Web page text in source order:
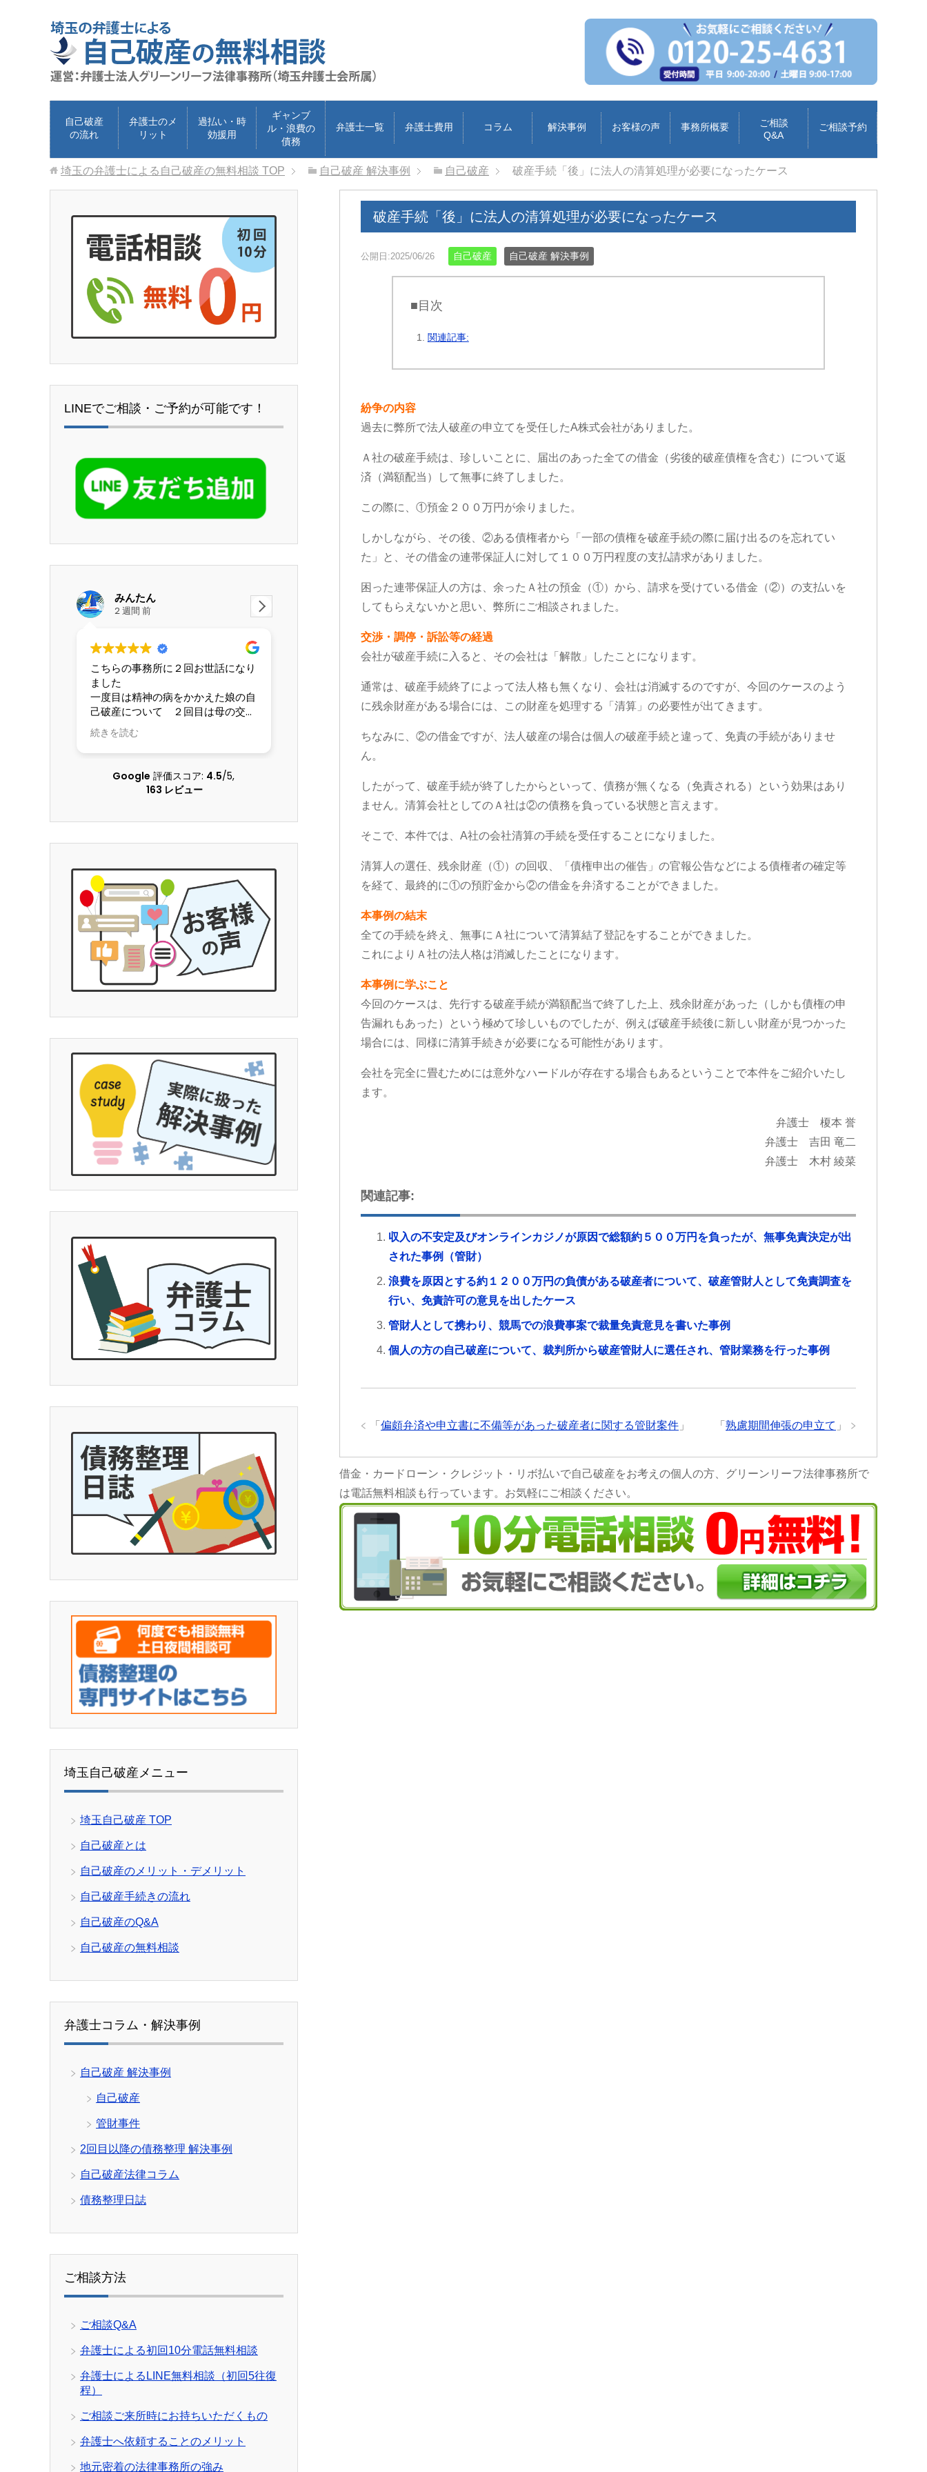
自己破産
の流れ
弁護士のメ
リット
過払い・時
効援用
ギャンブ
ル・浪費の
債務
弁護士一覧 弁護士費用 コラム 解決事例 お客様の声 事務所概要
ご相談
Q&A
ご相談予約
埼玉の弁護士による自己破産の無料相談 TOP 自己破産 解決事例 自己破産 破産手続「後」に法人の清算処理が必要になったケース
破産手続「後」に法人の清算処理が必要になったケース
公開日:2025/06/26 自己破産 自己破産 解決事例
■目次
関連記事:
紛争の内容
過去に弊所で法人破産の申立てを受任したA株式会社がありました。
Ａ社の破産手続は、珍しいことに、届出のあった全ての借金（劣後的破産債権を含む）について返
済（満額配当）して無事に終了しました。
この際に、①預金２００万円が余りました。
しかしながら、その後、②ある債権者から「一部の債権を破産手続の際に届け出るのを忘れてい
た」と、その借金の連帯保証人に対して１００万円程度の支払請求がありました。
困った連帯保証人の方は、余ったＡ社の預金（①）から、請求を受けている借金（②）の支払いを
してもらえないかと思い、弊所にご相談されました。
交渉・調停・訴訟等の経過
会社が破産手続に入ると、その会社は「解散」したことになります。
通常は、破産手続終了によって法人格も無くなり、会社は消滅するのですが、今回のケースのよう
に残余財産がある場合には、この財産を処理する「清算」の必要性が出てきます。
ちなみに、②の借金ですが、法人破産の場合は個人の破産手続と違って、免責の手続がありませ
ん。
したがって、破産手続が終了したからといって、債務が無くなる（免責される）という効果はあり
ません。清算会社としてのＡ社は②の債務を負っている状態と言えます。
そこで、本件では、A社の会社清算の手続を受任することになりました。
清算人の選任、残余財産（①）の回収、「債権申出の催告」の官報公告などによる債権者の確定等
を経て、最終的に①の預貯金から②の借金を弁済することができました。
本事例の結末
全ての手続を終え、無事にＡ社について清算結了登記をすることができました。
これによりＡ社の法人格は消滅したことになります。
本事例に学ぶこと
今回のケースは、先行する破産手続が満額配当で終了した上、残余財産があった（しかも債権の申
告漏れもあった）という極めて珍しいものでしたが、例えば破産手続後に新しい財産が見つかった
場合には、同様に清算手続きが必要になる可能性があります。
会社を完全に畳むためには意外なハードルが存在する場合もあるということで本件をご紹介いたし
ます。
弁護士 榎本 誉
弁護士 吉田 竜二
弁護士 木村 綾菜
関連記事:
収入の不安定及びオンラインカジノが原因で総額約５００万円を負ったが、無事免責決定が出
された事例（管財）
浪費を原因とする約１２００万円の負債がある破産者について、破産管財人として免責調査を
行い、免責許可の意見を出したケース
管財人として携わり、競馬での浪費事案で裁量免責意見を書いた事例
個人の方の自己破産について、裁判所から破産管財人に選任され、管財業務を行った事例
「 熟慮期間伸張の申立て 」
「 偏頗弁済や申立書に不備等があった破産者に関する管財案件 」
借金・カードローン・クレジット・リボ払いで自己破産をお考えの個人の方、グリーンリーフ法律事務所で
は電話無料相談も行っています。お気軽にご相談ください。
LINEでご相談・ご予約が可能です！
みんたん
2 週間 前
こちらの事務所に２回お世話になり
ました
一度目は精神の病をかかえた娘の自
己破産について ２回目は母の交通
事故の賠償請求について こちらの
状況を理解してくださる配慮のある
弁護士さんに本当にお世話になりま
した 大変な問題を精神的負担も軽
くしていただき乗り越えることがで
きました 本当に感謝しています
続きを読む
なりました。丁寧かつ迅速に対応し
ていただき、安心してお任せできま
した。LINEで気軽に連絡が取れるの
cheeboo
1 か月 前
談交渉で申先生、遠藤先生に大変お
世話になりました。
夫は高所から転落したため脳の損傷
から、会社側は
出来ずご相談しました。
お二人の先生はわざわざ自宅に出向
いて下さり、夫の状態を確認し「成
年後見人を立てる必要はない」と判
断して下さり、渋る会社側とも粘り
会社側の提示よりも大幅に上乗せし
ていただきました。
労災でお困りの方にはぜひ
グリーンリーフ法律事務所をお勧め
します。
続きを読む
険で弁護士特約に入っているのにも
かかわらず自分で対応していまし
た…痛みが消えていないのに通院を
為…自分の入っている保険会社に相
に話を聞いて貰いました。
弁護士の先生に相談するって何と言
うか敷居が高いと言うか…ためらい
で最初からお願いしなかったのかと
ました。
こちらの申先生のお陰で慰謝料も個
来る様になり今はまだ療養中ですが
大分良くなってきています。
何もないのが1番ですが…何かあった
らこちらで相談させて頂けたらと思
います。
続きを読む
Google 評価スコア: 4.5/5,
163 レビュー
埼玉自己破産メニュー
埼玉自己破産 TOP
自己破産とは
自己破産のメリット・デメリット
自己破産手続きの流れ
自己破産のQ&A
自己破産の無料相談
弁護士コラム・解決事例
自己破産 解決事例
自己破産
管財事件
2回目以降の債務整理 解決事例
自己破産法律コラム
債務整理日誌
ご相談方法
ご相談Q&A
弁護士による初回10分電話無料相談
弁護士によるLINE無料相談（初回5往復
程）
ご相談ご来所時にお持ちいただくもの
弁護士へ依頼することのメリット
地元密着の法律事務所の強み